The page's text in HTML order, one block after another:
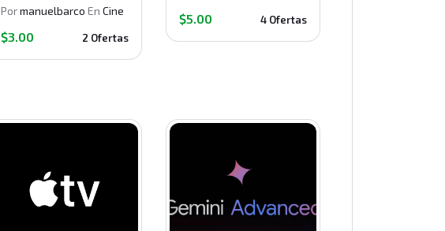
Pormanuelbarco En Cine
$3.00 2 Ofertas
$5.00 4 Ofertas